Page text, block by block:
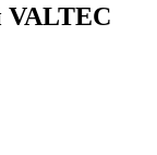
VALTEC